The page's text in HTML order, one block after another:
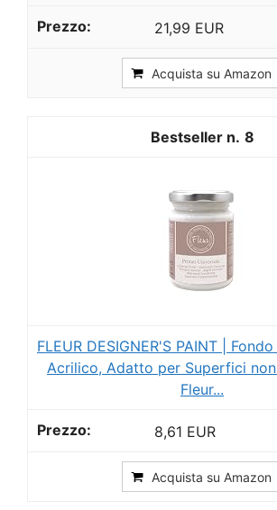
21,99 EUR
Acquista su Amazon
8
FLEUR DESIGNER'S PAINT |
Acrilico, Adatto per Superfici
Fleur...
8,61 EUR
Acquista su Amazon